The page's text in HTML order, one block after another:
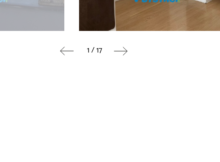
1 / 17